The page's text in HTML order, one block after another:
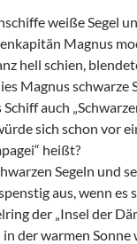
weiße Segel
Magnus
hell schien,
Magnus schwarze
auch
sich schon vor
heißt?
Segeln und
aus, wenn
der „Insel der
der warmen Sonne